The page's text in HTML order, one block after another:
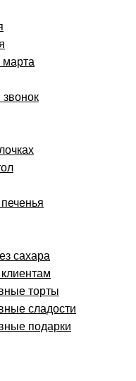
сахара
торты
сладости
подарки